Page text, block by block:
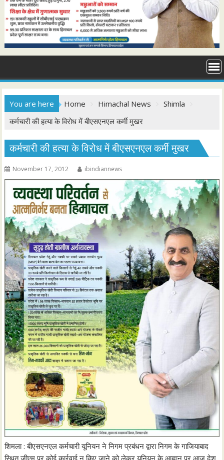
You are here Home Himachal News
Shimla
कर्मचारी की हत्या के विरोध में बीएसएनएल कर्मी मुखर
कर्मचारी की हत्या के विरोध में बीएसएनएल कर्मी मुखर
November 17, 2012 ibindiannews
शिमला : बीएसएनएल कर्मचारी यूनियन ने निगम प्रबंधन द्वारा निगम के गाजियाबाद
स्थित जीएम पर कोई कार्रवाई न किए जाने को लेकर यूनियन के आह्वान पर आज देश